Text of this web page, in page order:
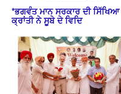
*ਭਗਵੰਤ ਮਾਨ ਸਰਕਾਰ ਦੀ ਸਿੱਖਿਆ
ਕ੍ਰਾਂਤੀ ਨੇ ਸੂਬੇ ਦੇ ਵਿਦਿ